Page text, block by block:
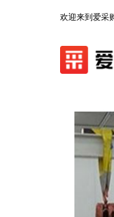
欢迎来到爱采